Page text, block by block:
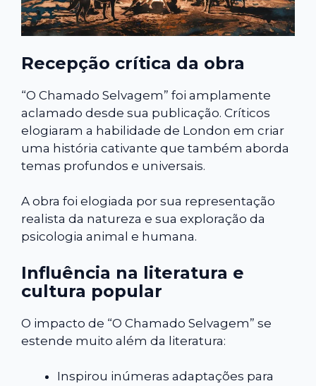
Recepção crítica da obra
“O Chamado Selvagem” foi amplamente
aclamado desde sua publicação. Críticos
elogiaram a habilidade de London em criar
uma história cativante que também aborda
temas profundos e universais.
A obra foi elogiada por sua representação
realista da natureza e sua exploração da
psicologia animal e humana.
Influência na literatura e
cultura popular
O impacto de “O Chamado Selvagem” se
estende muito além da literatura:
Inspirou inúmeras adaptações para